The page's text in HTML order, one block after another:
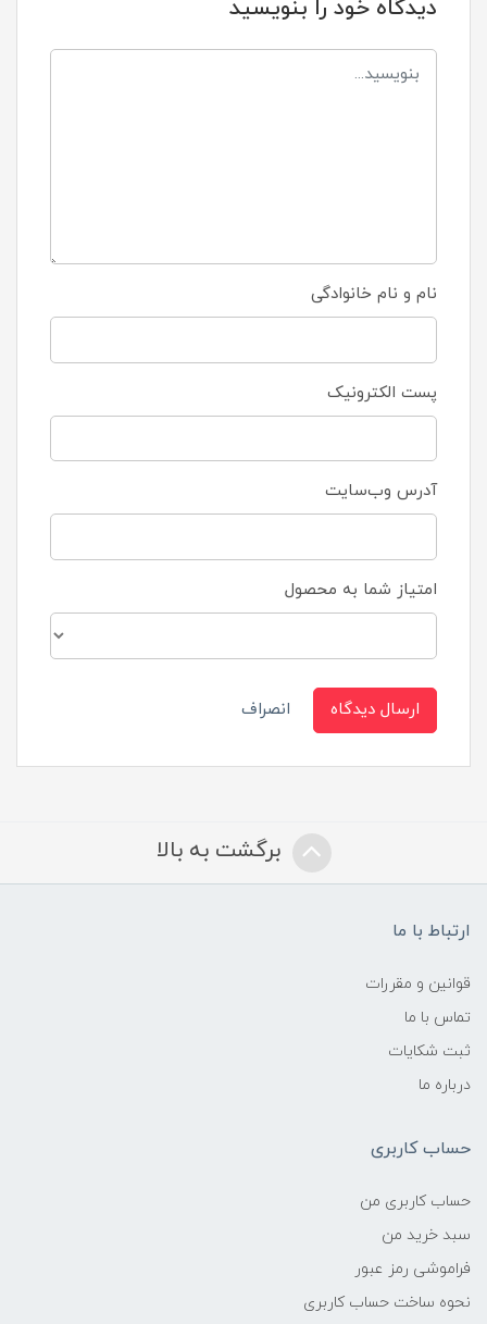
دیدگاه خود را بنویسید
نام و نام خانوادگی
پست الکترونیک
آدرس وب‌سایت
امتیاز شما به محصول
ارسال دیدگاه انصراف
برگشت به بالا
ارتباط با ما
قوانین و مقررات
تماس با ما
ثبت شکایات
درباره ما
حساب کاربری
حساب کاربری من
سبد خرید من
فراموشی رمز عبور
نحوه ساخت حساب کاربری